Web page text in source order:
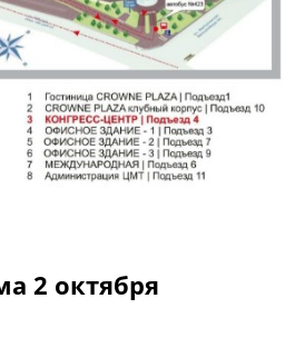
2 октября